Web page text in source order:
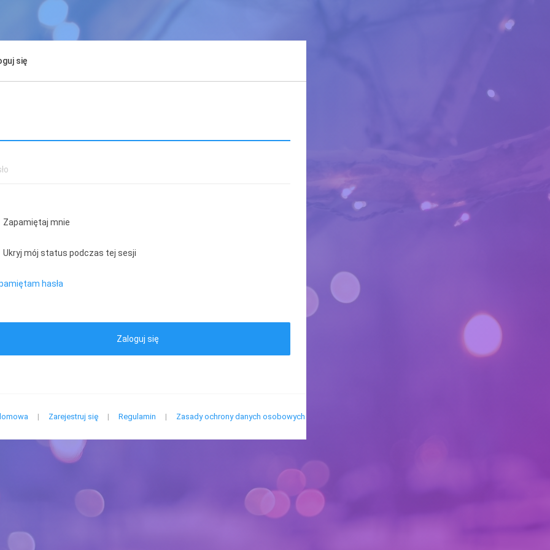
się
Zapamiętaj mnie
Ukryj mój status podczas tej sesji
hasła
Zaloguj się
| Zarejestruj się | Regulamin | Zasady ochrony danych osobowych